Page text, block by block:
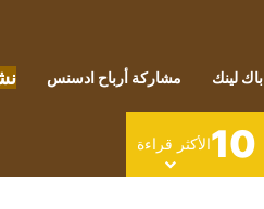
باك لينك مشاركة أرباح ادسنس
10الأكثر قراءة